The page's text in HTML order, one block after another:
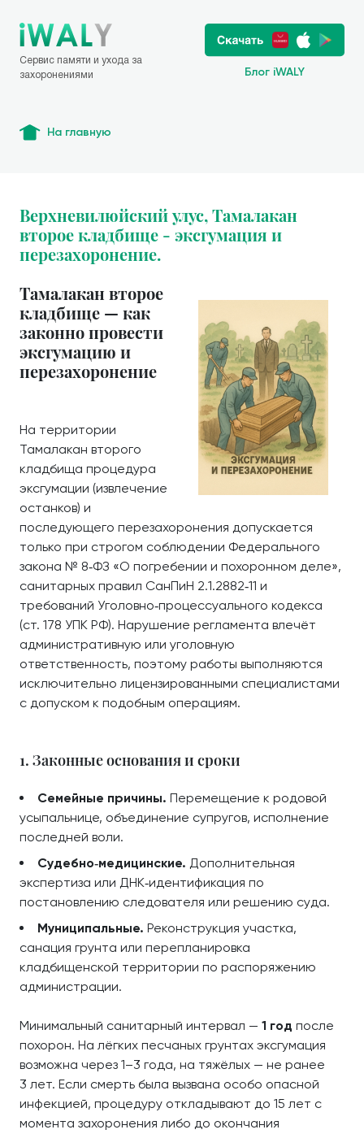
Сервис памяти и ухода за
захоронениями
Блог iWALY
На главную
Верхневилюйский улус, Тамалакан
второе кладбище - эксгумация и
перезахоронение.
Тамалакан второе
кладбище — как
законно провести
эксгумацию и
перезахоронение
На территории
Тамалакан второго
кладбища процедура
эксгумации (извлечение
останков) и
последующего перезахоронения допускается
только при строгом соблюдении Федерального
закона № 8‑ФЗ «О погребении и похоронном деле»,
санитарных правил СанПиН 2.1.2882‑11 и
требований Уголовно‑процессуального кодекса
(ст. 178 УПК РФ). Нарушение регламента влечёт
административную или уголовную
ответственность, поэтому работы выполняются
исключительно лицензированными специалистами
с допуском к подобным операциям.
1. Законные основания и сроки
Семейные причины. Перемещение к родовой
усыпальнице, объединение супругов, исполнение
последней воли.
Судебно‑медицинские. Дополнительная
экспертиза или ДНК‑идентификация по
постановлению следователя или решению суда.
Муниципальные. Реконструкция участка,
санация грунта или перепланировка
кладбищенской территории по распоряжению
администрации.
Минимальный санитарный интервал — 1 год после
похорон. На лёгких песчаных грунтах эксгумация
возможна через 1–3 года, на тяжёлых — не ранее
3 лет. Если смерть была вызвана особо опасной
инфекцией, процедуру откладывают до 15 лет с
момента захоронения либо до окончания